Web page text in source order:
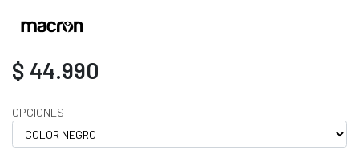
$ 44.990
OPCIONES